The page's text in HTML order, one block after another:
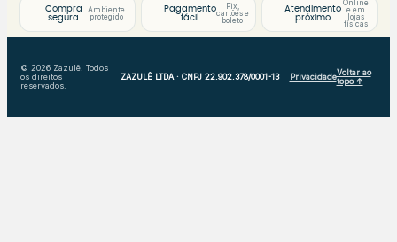
Compra
segura
Ambiente
protegido
Pagamento
fácil
Pix,
cartões e
boleto
Atendimento
próximo
Online
e em
lojas
físicas
© 2026 Zazulê. Todos
os direitos
reservados.
ZAZULÊ LTDA · CNPJ 22.902.378/0001-13 PrivacidadeVoltar ao
topo ↑